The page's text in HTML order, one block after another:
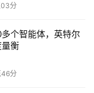
简单
对带宽的需求差
分
个智能体，英特尔
衡
分